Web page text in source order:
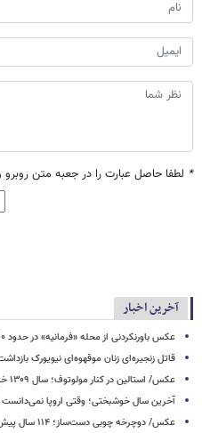
* لطفا حاصل عبارت را در جعبه متن روبرو
آخرین اخبار
عکس باورنکردنی از محله «فرمانیه» در حدود ۹۰ سال قبل
قاتل زنجیره‌ای زنان موقهوه‌ای نیویورک بازداشت شد؛ ۱۹
عکس/ استالین در کنار مولوتوف؛ سال ۱۳۰۹ خورشیدی
آخرین سال خوشبختی؛ وقتی اروپا نمی‌دانست تنها ۳۶۵ روز تا دگرگونی
عکس/ دوچرخه چوبی دست‌ساز؛ ۱۱۴ سال پیش